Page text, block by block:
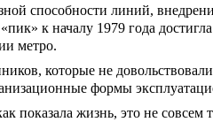
способности линий,
к началу 1979 года
метро.
которые не
формы
жизнь, это не